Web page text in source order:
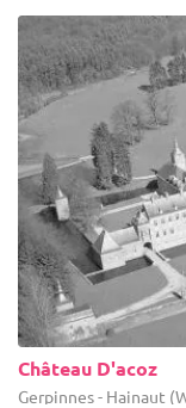
Château D'acoz
Gerpinnes - Hainaut